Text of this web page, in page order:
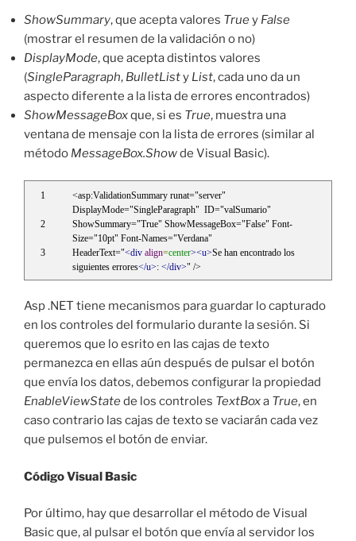
ShowSummary, que acepta valores Truey False
(mostrar el resumen de la validación o no)
DisplayMode, que acepta distintos valores
(SingleParagraph, BulletListy List, cada uno da un
aspecto diferente a la lista de errores encontrados)
ShowMessageBoxque, si es True, muestra una
ventana de mensaje con la lista de errores (similar al
método MessageBox.Showde Visual Basic).
<asp:ValidationSummary runat="server"
DisplayMode="SingleParagraph"  ID="valSumario"
ShowSummary="True" ShowMessageBox="False" Font-
Size="10pt" Font-Names="Verdana"
HeaderText="<div align=center><u>Se han encontrado los
siguientes errores</u>: </div>" />
Asp .NET tiene mecanismos para guardar lo capturado
en los controles del formulario durante la sesión. Si
queremos que lo esrito en las cajas de texto
permanezca en ellas aún después de pulsar el botón
que envía los datos, debemos configurar la propiedad
EnableViewStatede los controles TextBoxa True, en
caso contrario las cajas de texto se vaciarán cada vez
que pulsemos el botón de enviar.
Código Visual Basic
Por último, hay que desarrollar el método de Visual
Basic que, al pulsar el botón que envía al servidor los